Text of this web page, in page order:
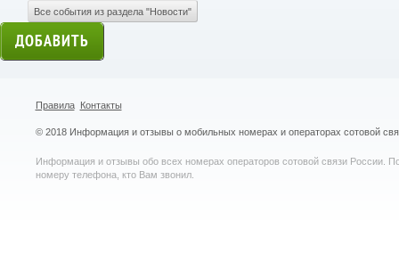
Все события из раздела "Новости"
Правила Контакты
© 2018 Информация и отзывы о мобильных номерах и операторах сотовой
Информация и отзывы обо всех номерах операторов сотовой связи России.
номеру телефона, кто Вам звонил.